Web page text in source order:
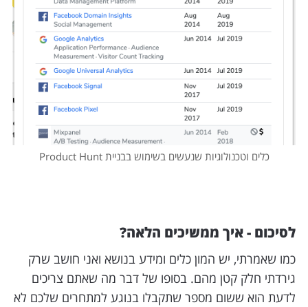
כלים וטכנולוגיות שנעשים בשימוש בבניית Product Hunt
לסיכום - איך ממשיכים הלאה?
כמו שאמרתי, יש המון כלים ומידע בנושא ואני חושב שרק
גירדתי חלק קטן מהם. בסופו של דבר מה שאתם צריכים
לדעת הוא ששום מספר שתקבלו בנוגע למתחרים שלכם לא